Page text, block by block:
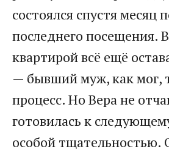
состоялся спустя месяц
последнего посещения.
квартирой всё ещё
— бывший муж, как мог,
процесс. Но Вера не
готовилась к
особой тщательностью.